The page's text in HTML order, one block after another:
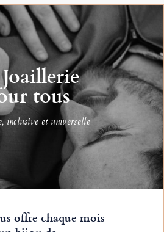
tous
inclusive et universelle
offre chaque mois